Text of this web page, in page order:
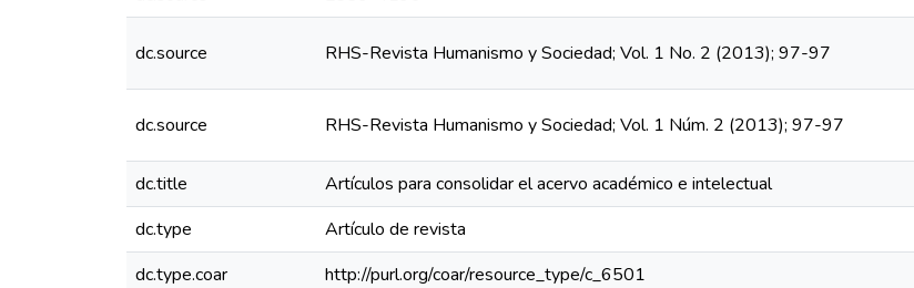
dc.source RHS-Revista Humanismo y Sociedad; Vol. 1 No. 2 (2013); 97-97
dc.source RHS-Revista Humanismo y Sociedad; Vol. 1 Núm. 2 (2013); 97-97
dc.title
Artículos para consolidar el acervo académico e intelectual
dc.type
Artículo de revista
dc.type.coar
http://purl.org/coar/resource_type/c_6501